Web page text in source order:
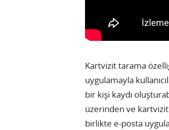
Kartvizit tarama
uygulamayla
bir kişi kaydı
üzerinden ve
birlikte e-posta